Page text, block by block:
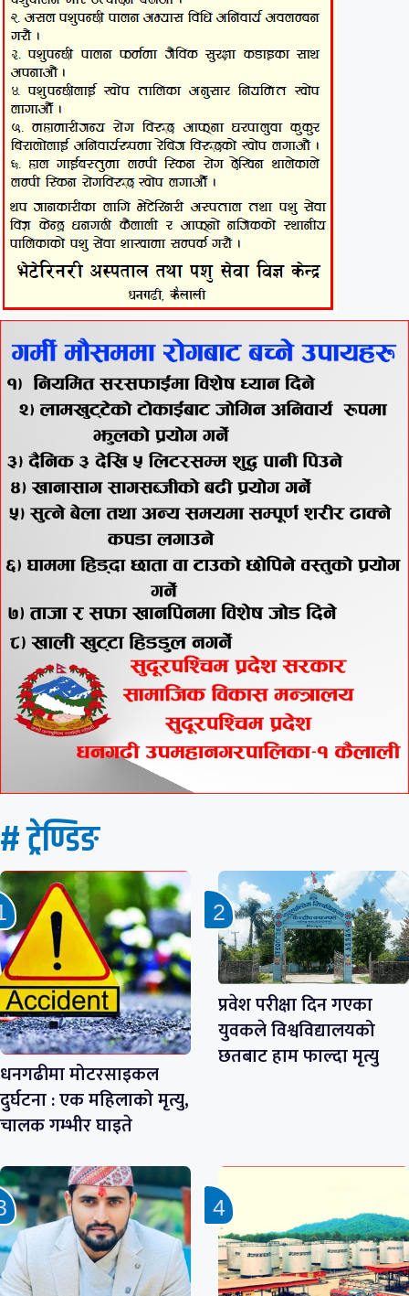
# ट्रेण्डिङ
धनगढीमा मोटरसाइकल
दुर्घटना : एक महिलाको मृत्यु,
चालक गम्भीर घाइते
प्रवेश परीक्षा दिन गएका
युवकले विश्वविद्यालयको
छतबाट हाम फाल्दा मृत्यु